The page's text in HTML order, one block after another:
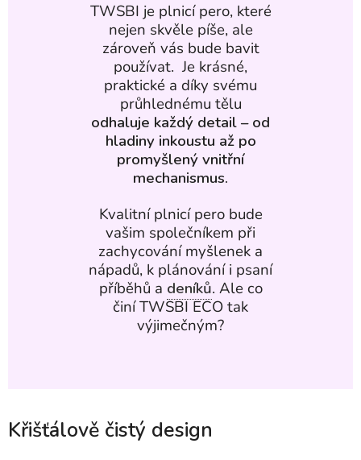
TWSBI je plnicí pero, které
nejen skvěle píše, ale
zároveň vás bude bavit
používat. Je krásné,
praktické a díky svému
průhlednému tělu
odhaluje každý detail – od
hladiny inkoustu až po
promyšlený vnitřní
mechanismus.
Kvalitní plnicí pero bude
vašim společníkem při
zachycování myšlenek a
nápadů, k plánování i psaní
příběhů a deníků. Ale co
činí TWSBI ECO tak
výjimečným?
Křišťálově čistý design